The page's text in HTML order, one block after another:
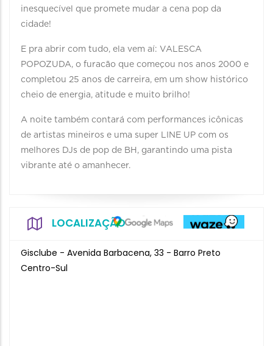
inesquecível que promete mudar a cena pop da
cidade!
E pra abrir com tudo, ela vem aí: VALESCA
POPOZUDA, o furacão que começou nos anos 2000 e
completou 25 anos de carreira, em um show histórico
cheio de energia, atitude e muito brilho!
A noite também contará com performances icônicas
de artistas mineiros e uma super LINE UP com os
melhores DJs de pop de BH, garantindo uma pista
vibrante até o amanhecer.
LOCALIZAÇÃO
Gisclube - Avenida Barbacena, 33 - Barro Preto
Centro-Sul